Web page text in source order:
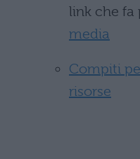
link che fa
media
Compiti
risorse